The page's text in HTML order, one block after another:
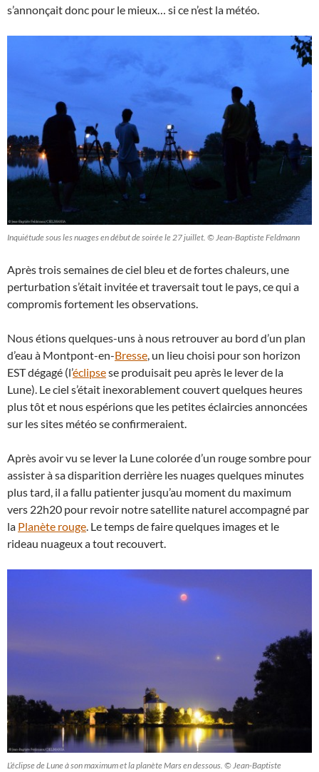
s’annonçait donc pour le mieux… si ce n’est la météo.
Inquiétude sous les nuages en début de soirée le 27 juillet. © Jean-Baptiste Feldmann
Après trois semaines de ciel bleu et de fortes chaleurs, une
perturbation s’était invitée et traversait tout le pays, ce qui a
compromis fortement les observations.
Nous étions quelques-uns à nous retrouver au bord d’un plan
d’eau à Montpont-en-Bresse, un lieu choisi pour son horizon
EST dégagé (l’éclipsese produisait peu après le lever de la
Lune). Le ciel s’était inexorablement couvert quelques heures
plus tôt et nous espérions que les petites éclaircies annoncées
sur les sites météo se confirmeraient.
Après avoir vu se lever la Lune colorée d’un rouge sombre pour
assister à sa disparition derrière les nuages quelques minutes
plus tard, il a fallu patienter jusqu’au moment du maximum
vers 22h20 pour revoir notre satellite naturel accompagné par
la Planète rouge. Le temps de faire quelques images et le
rideau nuageux a tout recouvert.
L’éclipse de Lune à son maximum et la planète Mars en dessous. © Jean-Baptiste